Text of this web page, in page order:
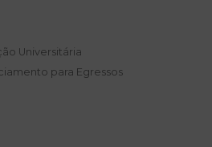
Universitária
para Egressos